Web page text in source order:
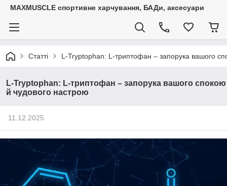
MAXMUSCLE спортивне харчування, БАДи, аксесуари
Статті L-Tryptophan: L-триптофан – запорука вашого
L-Tryptophan: L-триптофан – запорука вашого спокою
й чудового настрою
11.12.2025